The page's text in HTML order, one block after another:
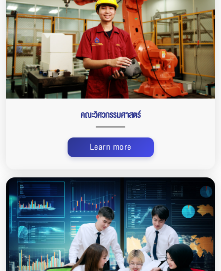
คณะวิศวกรรมศาสตร์
Learn more